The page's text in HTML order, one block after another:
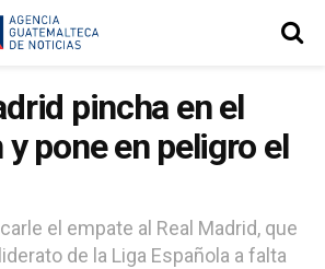
pincha en el
pone en peligro el
el empate al Real Madrid, que
de la Liga Española a falta